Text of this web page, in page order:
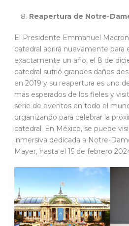
Reapertura de Notre-
El Presidente Emmanuel
catedral abrirá nuevamente para
exactamente un año, el 8 de
catedral sufrió grandes daños
en 2019 y su reapertura es uno
más esperados de los fieles y
serie de eventos en todo el
organizando para celebrar la
catedral. En México, se puede
inmersiva dedicada a Notre-
Mayer, hasta el 15 de febrero